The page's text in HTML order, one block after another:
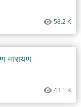
58.2 K
नारायण
43.1 K